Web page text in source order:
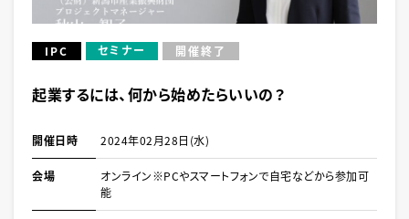
IPC セミナー 開催終了
起業するには、何から始めたらいいの？
開催日時 2024年02月28日(水)
会場
オンライン※PCやスマートフォンで自宅などから参加可
能